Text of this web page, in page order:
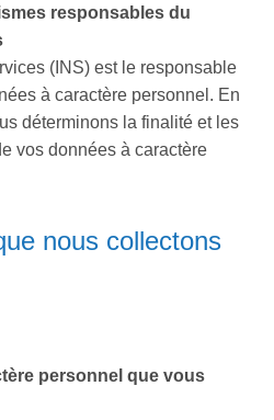
responsables du
(INS) est le responsable
à caractère personnel. En
déterminons la finalité et les
vos données à caractère
nous collectons
personnel que vous